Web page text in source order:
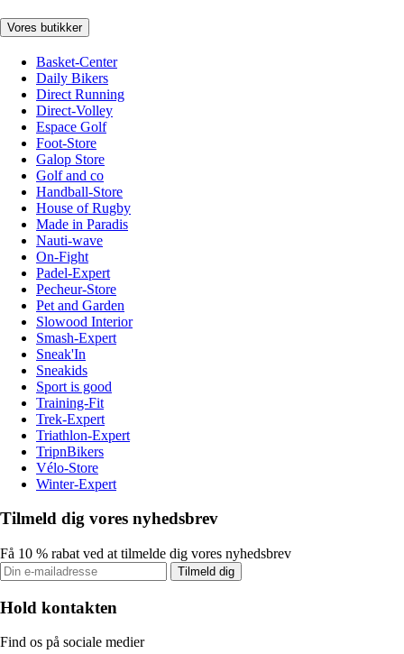
Vores butikker
Basket-Center
Daily Bikers
Direct Running
Direct-Volley
Espace Golf
Foot-Store
Galop Store
Golf and co
Handball-Store
House of Rugby
Made in Paradis
Nauti-wave
On-Fight
Padel-Expert
Pecheur-Store
Pet and Garden
Slowood Interior
Smash-Expert
Sneak'In
Sneakids
Sport is good
Training-Fit
Trek-Expert
Triathlon-Expert
TripnBikers
Vélo-Store
Winter-Expert
Tilmeld dig vores nyhedsbrev
Få 10 % rabat ved at tilmelde dig vores nyhedsbrev
Tilmeld dig
Hold kontakten
Find os på sociale medier